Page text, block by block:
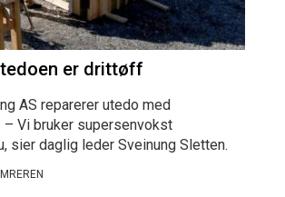
er drittøff
AS reparerer utedo med
– Vi bruker supersenvokst
sier daglig leder Sveinung Sletten.